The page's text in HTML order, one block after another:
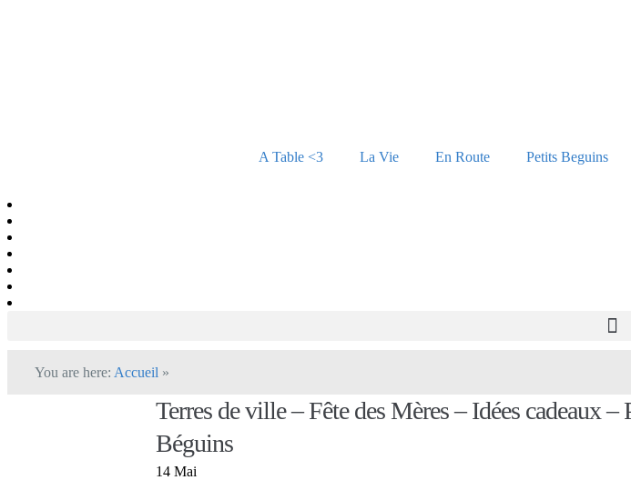
A Table <3 La Vie En Route Petits Beguins
You are here: Accueil »
Terres de ville – Fête des Mères – Idées cadeaux –
Béguins
14 Mai